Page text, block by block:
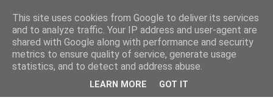
This site uses cookies from Google to deliver its services
and to analyze traffic. Your IP address and user-agent are
shared with Google along with performance and security
metrics to ensure quality of service, generate usage
statistics, and to detect and address abuse.
LEARN MORE GOT IT